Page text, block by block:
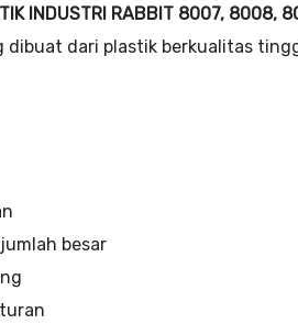
INDUSTRI RABBIT 8007, 8008,
dari plastik berkualitas
besar